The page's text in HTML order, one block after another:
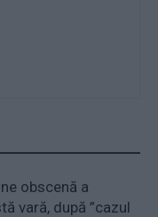
obscenă a
vară, după ”cazul